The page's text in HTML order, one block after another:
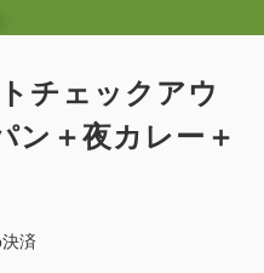
チェックアウ
ン＋夜カレー＋
済